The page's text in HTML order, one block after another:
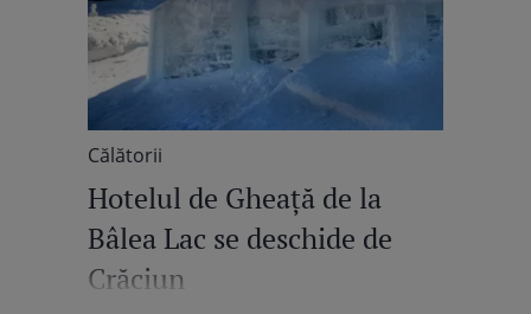
Călătorii
Hotelul de Gheaţă de la
Bâlea Lac se deschide de
Crăciun